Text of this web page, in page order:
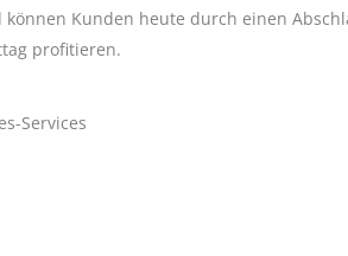
können Kunden heute durch einen
profitieren.
Services